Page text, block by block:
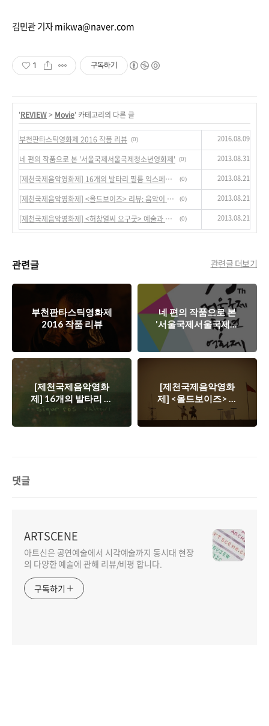
김민관 기자 mikwa@naver.com
1 구독하기
'REVIEW> Movie' 카테고리의 다른 글
부천판타스틱영화제 2016 작품 리뷰 (0) 2016.08.09
네 편의 작품으로 본 '서울국제서울국제청소년영화제' (0) 2013.08.31
[제천국제음악영화제] 16개의 발타리 필름 익스페리먼트(valtari film experiment)에 관한 메모 (0) 2013.08.21
[제천국제음악영화제] <올드보이즈> 리뷰: 음악이 갖는 판타지, 우스꽝스러운, 그러나 특별한 우리 이야기 (0) 2013.08.21
[제천국제음악영화제] <허창열씨 오구굿> 예술과 삶, 삶과 죽음의 만남 (0) 2013.08.21
관련글 관련글 더보기
부천판타스틱영화제
2016 작품 리뷰
네 편의 작품으로 본
'서울국제서울국제청
소년영화제'
[제천국제음악영화
제] 16개의 발타리 필
름 익스페리먼트
[제천국제음악영화
제] <올드보이즈> 리
뷰: 음악이 갖는 판타
지, 우스꽝스러운, 그
댓글
ARTSCENE
아트신은 공연예술에서 시각예술까지 동시대 현장
의 다양한 예술에 관해 리뷰/비평 합니다.
구독하기